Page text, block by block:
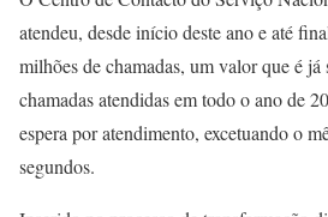
atendeu, desde início deste ano e até
milhões de chamadas, um valor que é
chamadas atendidas em todo o ano de
espera por atendimento, excetuando o
segundos.